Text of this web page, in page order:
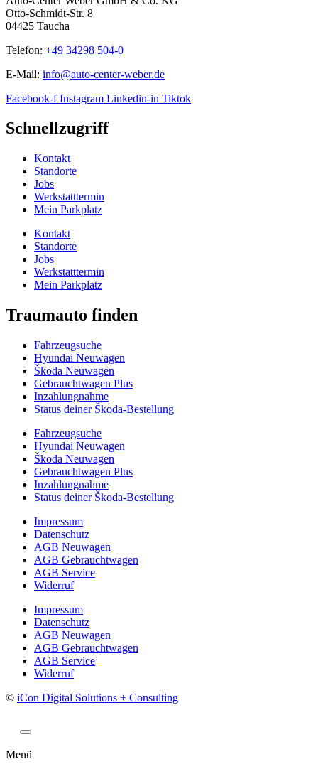
Otto-Schmidt-Str. 8
04425 Taucha
Telefon: +49 34298 504-0
E-Mail: info@auto-center-weber.de
Facebook-f Instagram Linkedin-in Tiktok
Schnellzugriff
Kontakt
Standorte
Jobs
Werkstatttermin
Mein Parkplatz
Kontakt
Standorte
Jobs
Werkstatttermin
Mein Parkplatz
Traumauto finden
Fahrzeugsuche
Hyundai Neuwagen
Škoda Neuwagen
Gebrauchtwagen Plus
Inzahlungnahme
Status deiner Škoda-Bestellung
Fahrzeugsuche
Hyundai Neuwagen
Škoda Neuwagen
Gebrauchtwagen Plus
Inzahlungnahme
Status deiner Škoda-Bestellung
Impressum
Datenschutz
AGB Neuwagen
AGB Gebrauchtwagen
AGB Service
Widerruf
Impressum
Datenschutz
AGB Neuwagen
AGB Gebrauchtwagen
AGB Service
Widerruf
© iCon Digital Solutions + Consulting
Menü